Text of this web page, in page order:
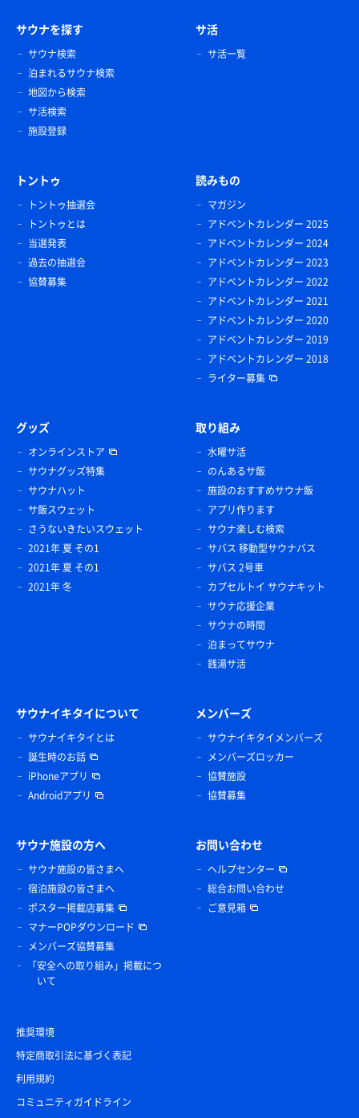
サウナを探す
サウナ検索
泊まれるサウナ検索
地図から検索
サ活検索
施設登録
サ活
サ活一覧
トントゥ
トントゥ抽選会
トントゥとは
当選発表
過去の抽選会
協賛募集
読みもの
マガジン
アドベントカレンダー 2025
アドベントカレンダー 2024
アドベントカレンダー 2023
アドベントカレンダー 2022
アドベントカレンダー 2021
アドベントカレンダー 2020
アドベントカレンダー 2019
アドベントカレンダー 2018
ライター募集
グッズ
オンラインストア
サウナグッズ特集
サウナハット
サ飯スウェット
さうないきたいスウェット
2021年 夏 その1
2021年 夏 その1
2021年 冬
取り組み
水曜サ活
のんあるサ飯
施設のおすすめサウナ飯
アプリ作ります
サウナ楽しむ検索
サバス 移動型サウナバス
サバス 2号車
カプセルトイ サウナキット
サウナ応援企業
サウナの時間
泊まってサウナ
銭湯サ活
サウナイキタイについて
サウナイキタイとは
誕生時のお話
iPhoneアプリ
Androidアプリ
メンバーズ
サウナイキタイメンバーズ
メンバーズロッカー
協賛施設
協賛募集
サウナ施設の方へ
サウナ施設の皆さまへ
宿泊施設の皆さまへ
ポスター掲載店募集
マナーPOPダウンロード
メンバーズ協賛募集
「安全への取り組み」掲載につ
いて
お問い合わせ
ヘルプセンター
総合お問い合わせ
ご意見箱
推奨環境
特定商取引法に基づく表記
利用規約
コミュニティガイドライン